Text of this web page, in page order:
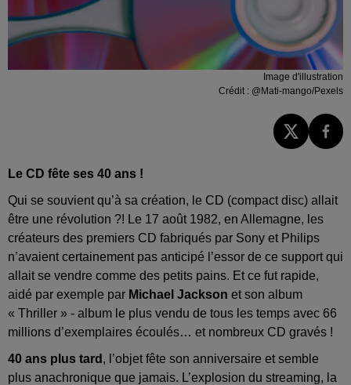
Image d'illustration
Crédit : @Mati-mango/Pexels
Le CD fête ses 40 ans !
Qui se souvient qu’à sa création, le CD (compact disc) allait
être une révolution ?! Le 17 août 1982, en Allemagne, les
créateurs des premiers CD fabriqués par Sony et Philips
n’avaient certainement pas anticipé l’essor de ce support qui
allait se vendre comme des petits pains. Et ce fut rapide,
aidé par exemple par Michael Jackson et son album
« Thriller » - album le plus vendu de tous les temps avec 66
millions d’exemplaires écoulés… et nombreux CD gravés !
40 ans plus tard , l’objet fête son anniversaire et semble
plus anachronique que jamais. L’explosion du streaming, la